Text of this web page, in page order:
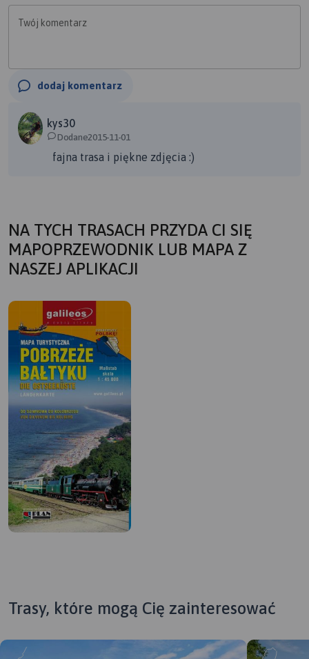
Twój komentarz
dodaj komentarz
kys30
Dodane2015-11-01
fajna trasa i piękne zdjęcia :)
NA TYCH TRASACH PRZYDA CI SIĘ
MAPOPRZEWODNIK LUB MAPA Z
NASZEJ APLIKACJI
Trasy, które mogą Cię zainteresować